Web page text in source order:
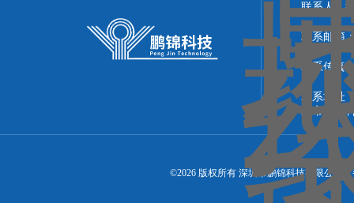
联系人：
联系邮箱
联系传真
联系地址
圳市鹏锦
©2026 版权所有 深圳市鹏锦科技有限公司